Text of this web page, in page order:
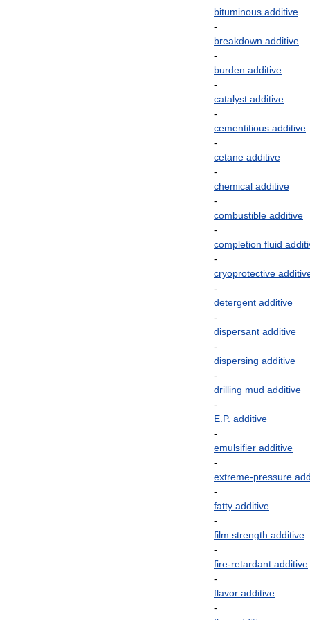
bituminous additive
-
breakdown additive
-
burden additive
-
catalyst additive
-
cementitious additive
-
cetane additive
-
chemical additive
-
combustible additive
-
completion fluid
-
cryoprotective
-
detergent additive
-
dispersant additive
-
dispersing additive
-
drilling mud additive
-
E P. additive
-
emulsifier additive
-
extreme-pressure
-
fatty additive
-
film strength additive
-
fire-retardant additive
-
flavor additive
-